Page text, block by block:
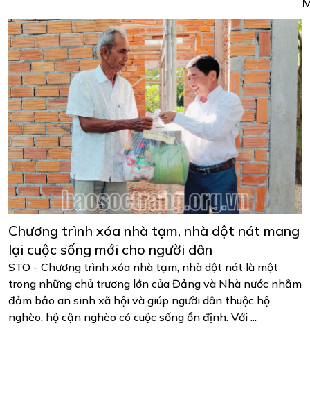
Chương trình xóa nhà tạm, nhà dột nát mang
lại cuộc sống mới cho người dân
STO - Chương trình xóa nhà tạm, nhà dột nát là một
trong những chủ trương lớn của Đảng và Nhà nước nhằm
đảm bảo an sinh xã hội và giúp người dân thuộc hộ
nghèo, hộ cận nghèo có cuộc sống ổn định. Với ...